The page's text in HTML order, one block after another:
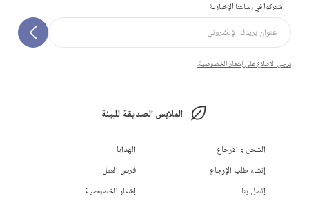
إشتركوا في رسالتنا الإخبارية
يرجى الاطلاع على إشعار الخصوصية.
الملابس الصديقة للبيئة
الشحن و الأرجاع
إنشاء طلب الإرجاع
إتصل بنا
الهدايا
فرص العمل
إشعار الخصوصية